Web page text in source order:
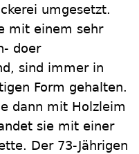
umgesetzt.
mit einem sehr
doer
sind immer in
Form gehalten.
dann mit Holzleim
sie mit einer
Der 73-Jährigen